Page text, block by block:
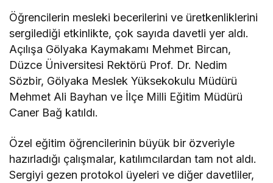
Öğrencilerin mesleki becerilerini ve üretkenliklerini
sergilediği etkinlikte, çok sayıda davetli yer aldı.
Açılışa Gölyaka Kaymakamı Mehmet Bircan,
Düzce Üniversitesi Rektörü Prof. Dr. Nedim
Sözbir, Gölyaka Meslek Yüksekokulu Müdürü
Mehmet Ali Bayhan ve İlçe Milli Eğitim Müdürü
Caner Bağ katıldı.
Özel eğitim öğrencilerinin büyük bir özveriyle
hazırladığı çalışmalar, katılımcılardan tam not aldı.
Sergiyi gezen protokol üyeleri ve diğer davetliler,